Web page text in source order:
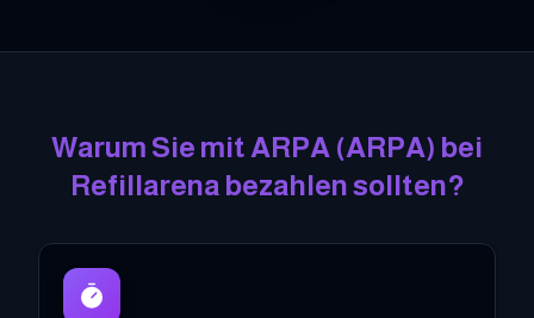
Warum Sie mit ARPA (ARPA) bei
Refillarena bezahlen sollten?